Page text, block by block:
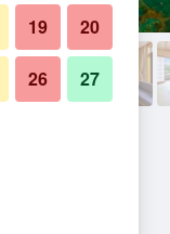
า อิวานุยามะ
19 20
26 27